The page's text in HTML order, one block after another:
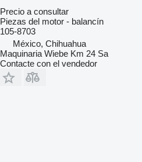
Precio a consultar
Piezas del motor - balancín
105-8703
México, Chihuahua
Maquinaria Wiebe Km 24 Sa
Contacte con el vendedor